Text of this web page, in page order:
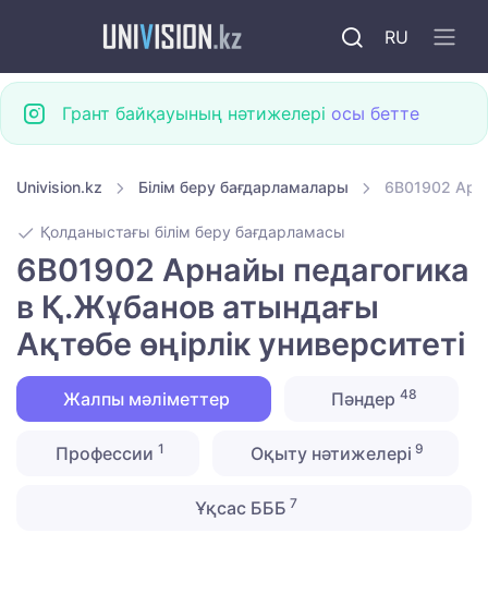
RU
Грант байқауының нәтижелері осы бетте
Univision.kz Білім беру бағдарламалары 6B01902
Қолданыстағы білім беру бағдарламасы
6B01902 Арнайы педагогика
в Қ.Жұбанов атындағы
Ақтөбе өңірлік университеті
Жалпы мәліметтер Пәндер 48
Профессии 1 Оқыту нәтижелері 9
Ұқсас БББ 7